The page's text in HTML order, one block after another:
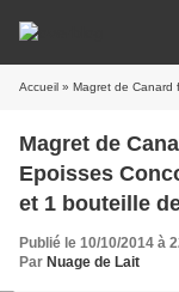
Accueil » Magret de Canard farci aux
Magret de
Epoisses
et 1 bouteille
Publié le 10/10/2014 à
Par Nuage de Lait